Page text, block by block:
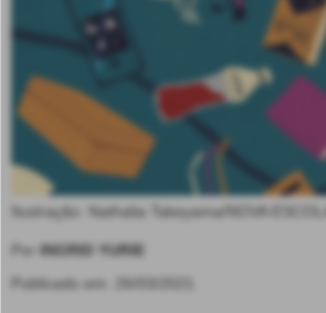
Ilustração: Nathalia Takeyama/NOVA ESCOLA
Por
INGRID YURIE
Publicado em: 26/03/2021